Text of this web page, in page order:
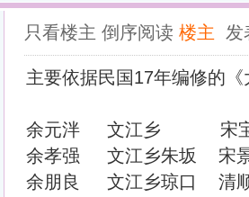
只看楼主 倒序阅读 楼主 发
主要依据民国17年编修的
余元泮 文江乡 宋
余孝强 文江乡朱坂
余朋良 文江乡琼口